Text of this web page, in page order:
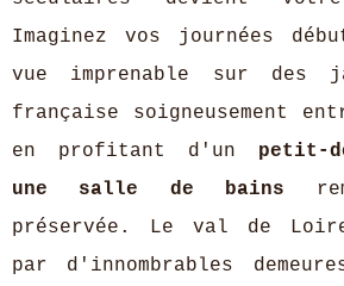
Imaginez vos journées
vue imprenable sur des
française soigneusement
en profitant d'un petit-
une salle de bains
préservée. Le val de
par d'innombrables